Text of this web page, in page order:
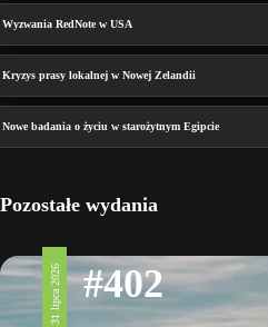
Wyzwania RedNote w USA
Kryzys prasy lokalnej w Nowej Zelandii
Nowe badania o życiu w starożytnym Egipcie
Pozostałe wydania
31 lipca 2026 #402